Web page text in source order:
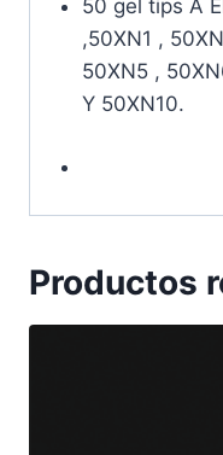
50 gel tips A
,50XN1 ,
50XN5 ,
Y 50XN10.
Productos